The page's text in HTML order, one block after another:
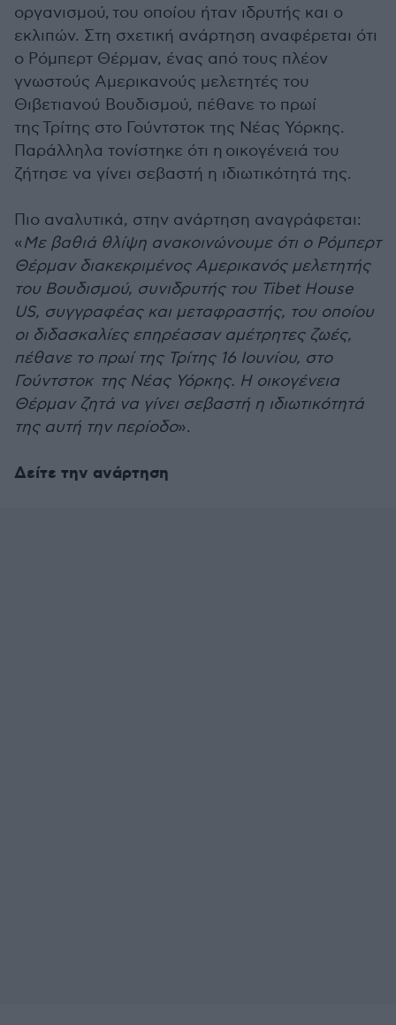
οργανισμού, του οποίου ήταν ιδρυτής και ο
εκλιπών. Στη σχετική ανάρτηση αναφέρεται ότι
ο Ρόμπερτ Θέρμαν, ένας από τους πλέον
γνωστούς Αμερικανούς μελετητές του
Θιβετιανού Βουδισμού, πέθανε το πρωί
της Τρίτης στο Γούντστοκ της Νέας Υόρκης.
Παράλληλα τονίστηκε ότι η οικογένειά του
ζήτησε να γίνει σεβαστή η ιδιωτικότητά της.
Πιο αναλυτικά, στην ανάρτηση αναγράφεται:
«Με βαθιά θλίψη ανακοινώνουμε ότι ο Ρόμπερτ
Θέρμαν διακεκριμένος Αμερικανός μελετητής
του Βουδισμού, συνιδρυτής του Tibet House
US, συγγραφέας και μεταφραστής, του οποίου
οι διδασκαλίες επηρέασαν αμέτρητες ζωές,
πέθανε το πρωί της Τρίτης 16 Ιουνίου, στο
Γούντστοκ της Νέας Υόρκης. Η οικογένεια
Θέρμαν ζητά να γίνει σεβαστή η ιδιωτικότητά
της αυτή την περίοδο».
Δείτε την ανάρτηση